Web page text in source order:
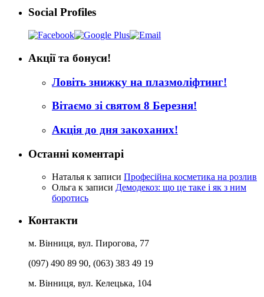
Social Profiles
Акції та бонуси!
Ловіть знижку на плазмоліфтинг!
Вітаємо зі святом 8 Березня!
Акція до дня закоханих!
Останні коментарі
Наталья к записи Професійна косметика на розлив
Ольга к записи Демодекоз: що це таке і як з ним
боротись
Контакти
м. Вінниця, вул. Пирогова, 77
(097) 490 89 90, (063) 383 49 19
м. Вінниця, вул. Келецька, 104